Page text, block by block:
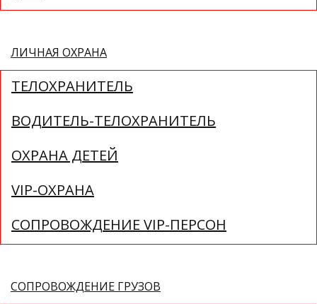
ЛИЧНАЯ ОХРАНА
ТЕЛОХРАНИТЕЛЬ
ВОДИТЕЛЬ-ТЕЛОХРАНИТЕЛЬ
ОХРАНА ДЕТЕЙ
VIP-ОХРАНА
СОПРОВОЖДЕНИЕ VIP-ПЕРСОН
СОПРОВОЖДЕНИЕ ГРУЗОВ